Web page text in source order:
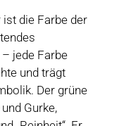
die Farbe der
jede Farbe
und trägt
Der grüne
Gurke,